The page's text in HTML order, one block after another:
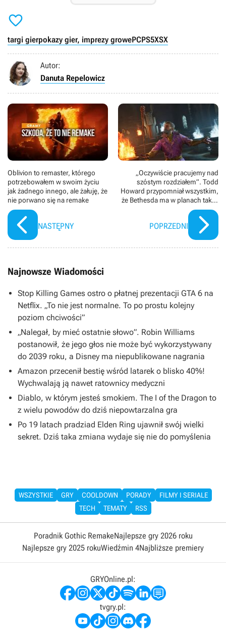

targi gierpokazy gier, imprezy growePCPS5XSX
Autor:
Danuta Repelowicz
Oblivion to remaster, którego
potrzebowałem w swoim życiu
jak żadnego innego, ale żałuję, że
nie porwano się na remake
NASTĘPNY
„Oczywiście pracujemy nad
szóstym rozdziałem”. Todd
Howard przypomniał wszystkim,
że Bethesda ma w planach także
The Elder Scrolls 6
POPRZEDNI
Najnowsze Wiadomości
Stop Killing Games ostro o płatnej prezentacji GTA 6 na
Netflix. „To nie jest normalne. To po prostu kolejny
poziom chciwości”
„Nalegał, by mieć ostatnie słowo”. Robin Williams
postanowił, że jego głos nie może być wykorzystywany
do 2039 roku, a Disney ma niepublikowane nagrania
Amazon przecenił bestię wśród latarek o blisko 40%!
Wychwalają ją nawet ratownicy medyczni
Diablo, w którym jesteś smokiem. The I of the Dragon to
z wielu powodów do dziś niepowtarzalna gra
Po 19 latach pradziad Elden Ring ujawnił swój wielki
sekret. Dziś taka zmiana wydaje się nie do pomyślenia
WSZYSTKIE GRY COOLDOWN PORADY
FILMY I SERIALE
TECH
TEMATY RSS
Poradnik Gothic RemakeNajlepsze gry 2026 roku
Najlepsze gry 2025 rokuWiedźmin 4Najbliższe premiery
GRYOnline.pl:
tvgry.pl: